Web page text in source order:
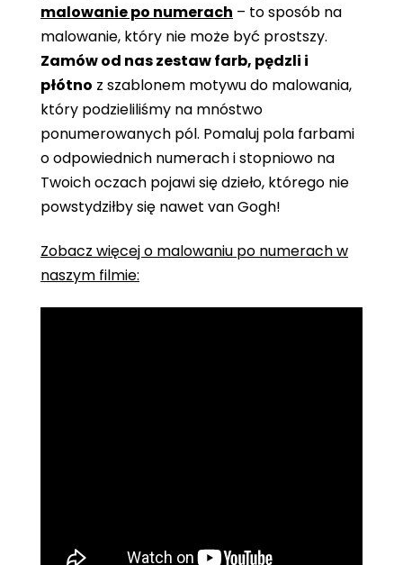
malowanie po numerach – to sposób na
malowanie, który nie może być prostszy.
Zamów od nas zestaw farb, pędzli i
płótno z szablonem motywu do malowania,
który podzieliliśmy na mnóstwo
ponumerowanych pól. Pomaluj pola farbami
o odpowiednich numerach i stopniowo na
Twoich oczach pojawi się dzieło, którego nie
powstydziłby się nawet van Gogh!
Zobacz więcej o malowaniu po numerach w
naszym filmie: